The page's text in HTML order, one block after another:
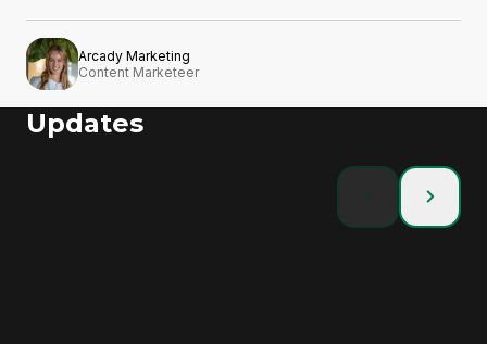
Arcady Marketing
Content Marketeer
Updates